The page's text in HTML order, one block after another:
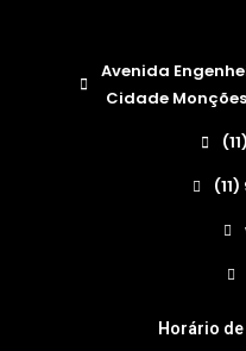
Avenida
Cidade Monções,
Horário